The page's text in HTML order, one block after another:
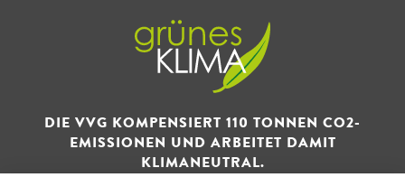
DIE VVG KOMPENSIERT 110 TONNEN CO2-
EMISSIONEN UND ARBEITET DAMIT
KLIMANEUTRAL.